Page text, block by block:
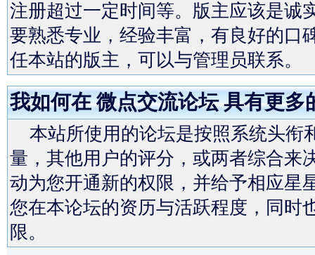
注册超过一定时间等。版主应该是诚
要熟悉专业，经验丰富，有良好的口
任本站的版主，可以与管理员联系。
我如何在 微点交流论坛 具有更多
本站所使用的论坛是按照系统头衔
量，其他用户的评分，或两者综合来
动为您开通新的权限，并给予相应星
您在本论坛的资历与活跃程度，同时
限。